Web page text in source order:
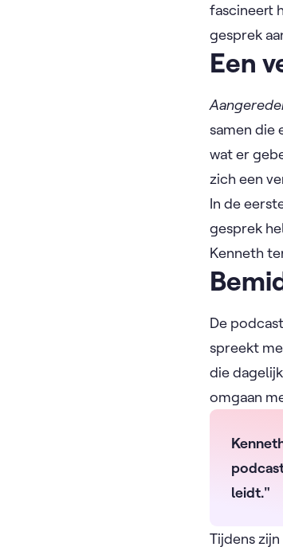
fascineert
gesprek
Een
samen die
wat er
zich een
In de
gesprek
Kenneth
De
spreekt
die
omgaan
leidt."
Tijdens